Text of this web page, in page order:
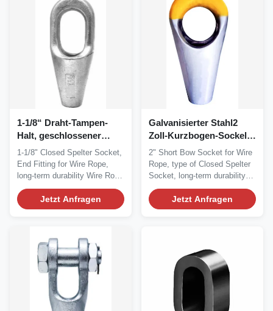
1-1/8“ Draht-Tampen-
Halt, geschlossener
Spelter-Sockel
1-1/8" Closed Spelter Socket,
End Fitting for Wire Rope,
long-term durability Wire Rope
End...
Jetzt Anfragen
Galvanisierter Stahl2
Zoll-Kurzbogen-Sockel
RR-S-550D
2" Short Bow Socket for Wire
Rope, type of Closed Spelter
Socket, long-term durability
Wire...
Jetzt Anfragen